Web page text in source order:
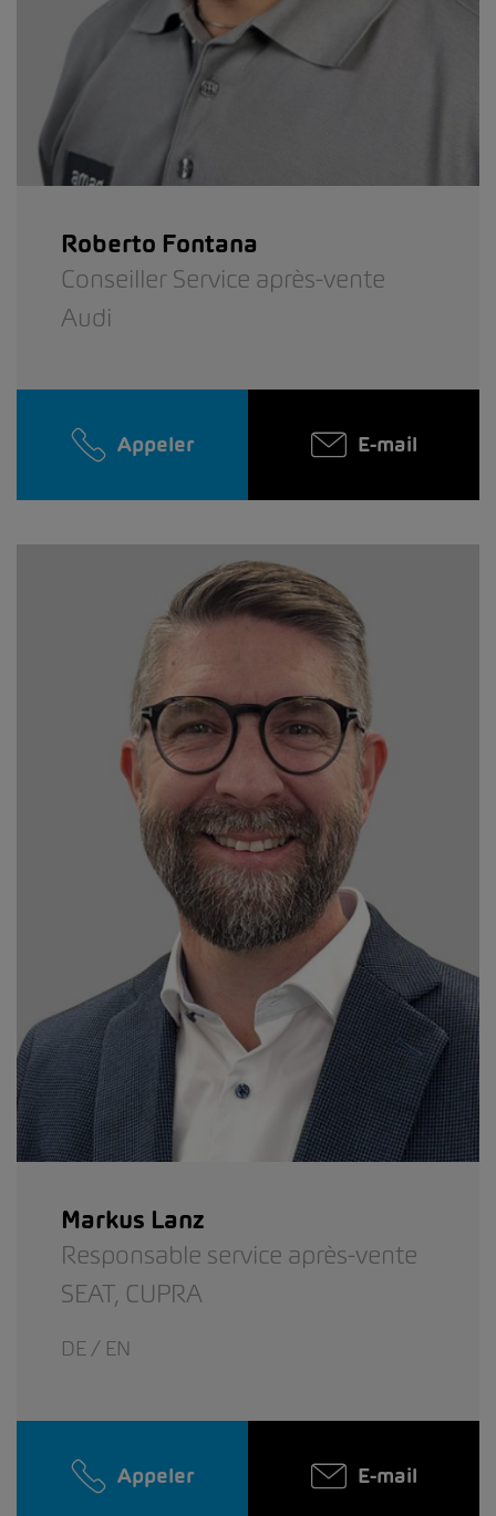
Roberto Fontana
Conseiller Service après-vente
Audi
Appeler E-mail
Markus Lanz
Responsable service après-vente
SEAT, CUPRA
DE / EN
Appeler E-mail